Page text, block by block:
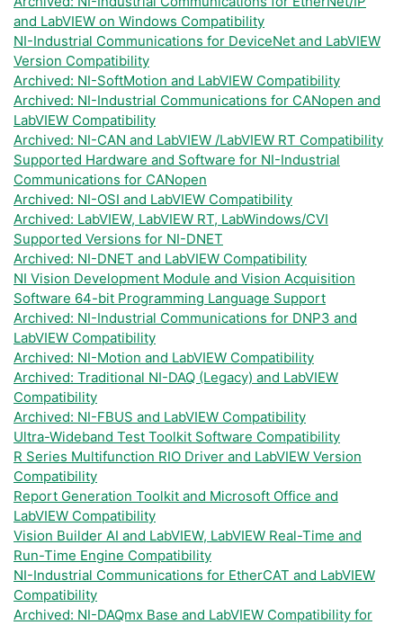
and LabVIEW on Windows Compatibility
NI-Industrial Communications for DeviceNet and LabVIEW
Version Compatibility
Archived: NI-SoftMotion and LabVIEW Compatibility
Archived: NI-Industrial Communications for CANopen and
LabVIEW Compatibility
Archived: NI-CAN and LabVIEW /LabVIEW RT Compatibility
Supported Hardware and Software for NI-Industrial
Communications for CANopen
Archived: NI-OSI and LabVIEW Compatibility
Archived: LabVIEW, LabVIEW RT, LabWindows/CVI
Supported Versions for NI-DNET
Archived: NI-DNET and LabVIEW Compatibility
NI Vision Development Module and Vision Acquisition
Software 64-bit Programming Language Support
Archived: NI-Industrial Communications for DNP3 and
LabVIEW Compatibility
Archived: NI-Motion and LabVIEW Compatibility
Archived: Traditional NI-DAQ (Legacy) and LabVIEW
Compatibility
Archived: NI-FBUS and LabVIEW Compatibility
Ultra-Wideband Test Toolkit Software Compatibility
R Series Multifunction RIO Driver and LabVIEW Version
Compatibility
Report Generation Toolkit and Microsoft Office and
LabVIEW Compatibility
Vision Builder AI and LabVIEW, LabVIEW Real-Time and
Run-Time Engine Compatibility
NI-Industrial Communications for EtherCAT and LabVIEW
Compatibility
Archived: NI-DAQmx Base and LabVIEW Compatibility for